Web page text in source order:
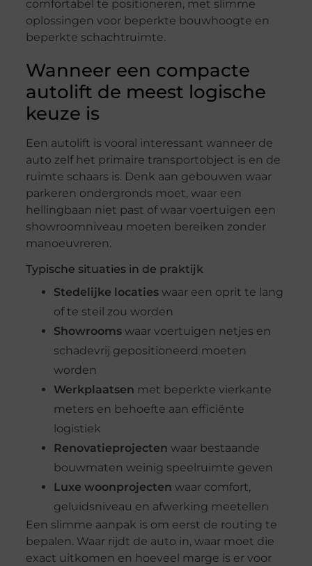
comfortabel te positioneren, met slimme
oplossingen voor beperkte bouwhoogte en
beperkte schachtruimte.
Wanneer een compacte
autolift de meest logische
keuze is
Een autolift is vooral interessant wanneer de
auto zelf het primaire transportobject is en de
ruimte schaars is. Denk aan gebouwen waar
parkeren ondergronds moet, waar een
hellingbaan niet past of waar voertuigen een
showroomniveau moeten bereiken zonder
manoeuvreren.
Typische situaties in de praktijk
Stedelijke locatieswaar een oprit te lang
of te steil zou worden
Showroomswaar voertuigen netjes en
schadevrij gepositioneerd moeten
worden
Werkplaatsen met beperkte vierkante
meters en behoefte aan efficiënte
logistiek
Renovatieprojecten waar bestaande
bouwmaten weinig speelruimte geven
Luxe woonprojecten waar comfort,
geluidsniveau en afwerking meetellen
Een slimme aanpak is om eerst de routing te
bepalen. Waar rijdt de auto in, waar moet die
exact uitkomen en hoeveel marge is er voor